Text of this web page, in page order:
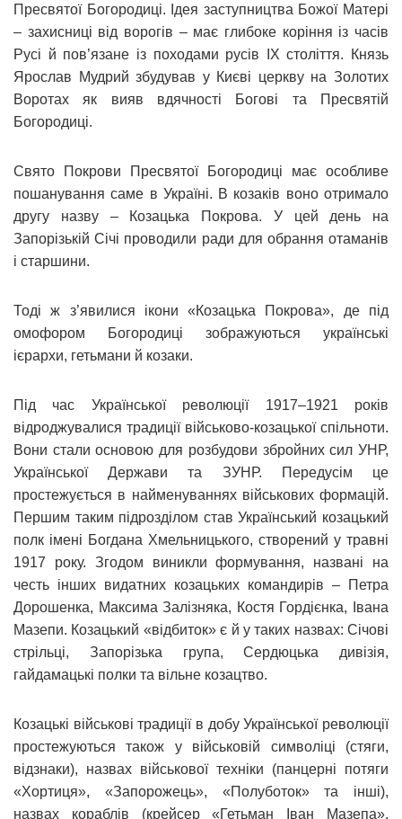
Пресвятої Богородиці. Ідея заступництва Божої Матері
– захисниці від ворогів – має глибоке коріння із часів
Русі й пов’язане із походами русів ІХ століття. Князь
Ярослав Мудрий збудував у Києві церкву на Золотих
Воротах як вияв вдячності Богові та Пресвятій
Богородиці.
Свято Покрови Пресвятої Богородиці має особливе
пошанування саме в Україні. В козаків воно отримало
другу назву – Козацька Покрова. У цей день на
Запорізькій Січі проводили ради для обрання отаманів
і старшини.
Тоді ж з’явилися ікони «Козацька Покрова», де під
омофором Богородиці зображуються українські
ієрархи, гетьмани й козаки.
Під час Української революції 1917–1921 років
відроджувалися традиції військово-козацької спільноти.
Вони стали основою для розбудови збройних сил УНР,
Української Держави та ЗУНР. Передусім це
простежується в найменуваннях військових формацій.
Першим таким підрозділом став Український козацький
полк імені Богдана Хмельницького, створений у травні
1917 року. Згодом виникли формування, названі на
честь інших видатних козацьких командирів – Петра
Дорошенка, Максима Залізняка, Костя Гордієнка, Івана
Мазепи. Козацький «відбиток» є й у таких назвах: Січові
стрільці, Запорізька група, Сердюцька дивізія,
гайдамацькі полки та вільне козацтво.
Козацькі військові традиції в добу Української революції
простежуються також у військовій символіці (стяги,
відзнаки), назвах військової техніки (панцерні потяги
«Хортиця», «Запорожець», «Полуботок» та інші),
назвах кораблів (крейсер «Гетьман Іван Мазепа»,